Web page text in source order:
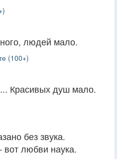
людей мало.
(100+)
Красивых душ мало.
без звука.
любви наука.